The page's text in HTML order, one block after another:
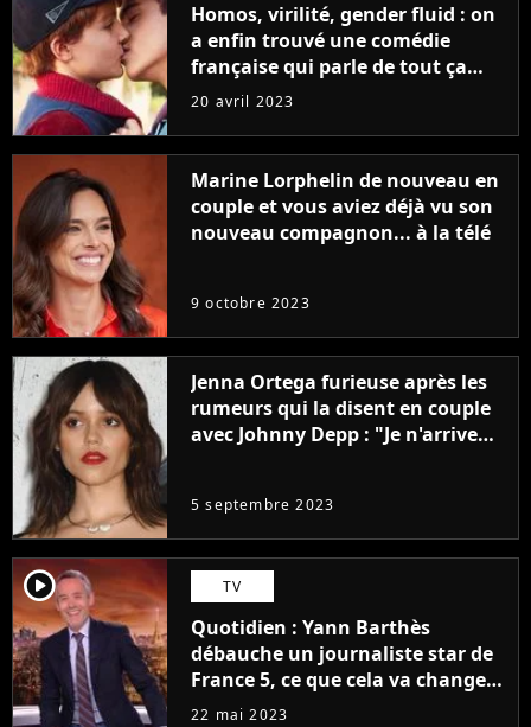
Homos, virilité, gender fluid : on
a enfin trouvé une comédie
française qui parle de tout ça
sans être super ringarde
20 avril 2023
Marine Lorphelin de nouveau en
couple et vous aviez déjà vu son
nouveau compagnon... à la télé
9 octobre 2023
Jenna Ortega furieuse après les
rumeurs qui la disent en couple
avec Johnny Depp : "Je n'arrive
5 septembre 2023
player2 TV
Quotidien : Yann Barthès
débauche un journaliste star de
France 5, ce que cela va changer
à la rentrée
22 mai 2023